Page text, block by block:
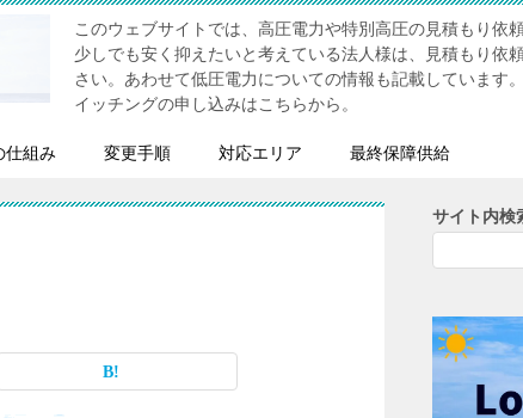
このウェブサイトでは、高圧電力や特別高圧の見積もり依
少しでも安く抑えたいと考えている法人様は、見積もり依
さい。あわせて低圧電力についての情報も記載しています
イッチングの申し込みはこちらから。
仕組み 変更手順 対応エリア 最終保障供給
サイト内検